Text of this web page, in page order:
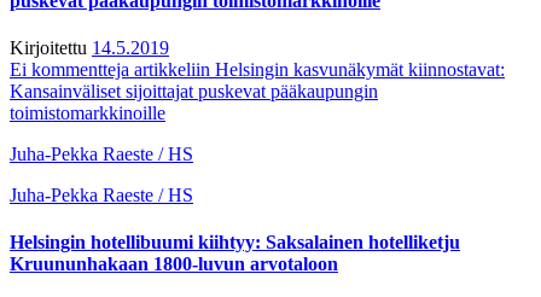
Kirjoitettu 14.5.2019
Ei kommentteja artikkeliin Helsingin kasvunäkymät kiinnostavat:
Kansainväliset sijoittajat puskevat pääkaupungin
toimistomarkkinoille
Juha-Pekka Raeste / HS
Juha-Pekka Raeste / HS
Helsingin hotellibuumi kiihtyy: Saksalainen hotelliketju
Kruununhakaan 1800-luvun arvotaloon